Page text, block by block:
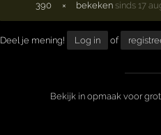
390
× bekeken sinds 17
Deel je mening! Log in of
Bekijk in opmaak voor